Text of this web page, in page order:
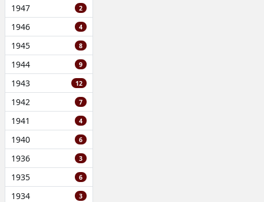
1947 2
1946 4
1945 8
1944 9
1943 12
1942 7
1941 4
1940 6
1936 3
1935 6
1934 3